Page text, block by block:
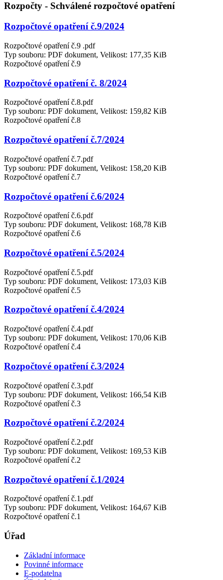
Rozpočty - Schválené rozpočtové opatření
Rozpočtové opatření č.9/2024
Rozpočtové opatření č.9 .pdf
Typ souboru: PDF dokument, Velikost: 177,35 KiB
Rozpočtové opatření č.9
Rozpočtové opatření č. 8/2024
Rozpočtové opatření č.8.pdf
Typ souboru: PDF dokument, Velikost: 159,82 KiB
Rozpočtové opatření č.8
Rozpočtové opatření č.7/2024
Rozpočtové opatření č.7.pdf
Typ souboru: PDF dokument, Velikost: 158,20 KiB
Rozpočtové opatření č.7
Rozpočtové opatření č.6/2024
Rozpočtové opatření č.6.pdf
Typ souboru: PDF dokument, Velikost: 168,78 KiB
Rozpočtové opatření č.6
Rozpočtové opatření č.5/2024
Rozpočtové opatření č.5.pdf
Typ souboru: PDF dokument, Velikost: 173,03 KiB
Rozpočtové opatření č.5
Rozpočtové opatření č.4/2024
Rozpočtové opatření č.4.pdf
Typ souboru: PDF dokument, Velikost: 170,06 KiB
Rozpočtové opatření č.4
Rozpočtové opatření č.3/2024
Rozpočtové opatření č.3.pdf
Typ souboru: PDF dokument, Velikost: 166,54 KiB
Rozpočtové opatření č.3
Rozpočtové opatření č.2/2024
Rozpočtové opatření č.2.pdf
Typ souboru: PDF dokument, Velikost: 169,53 KiB
Rozpočtové opatření č.2
Rozpočtové opatření č.1/2024
Rozpočtové opatření č.1.pdf
Typ souboru: PDF dokument, Velikost: 164,67 KiB
Rozpočtové opatření č.1
Úřad
Základní informace
Povinné informace
E-podatelna